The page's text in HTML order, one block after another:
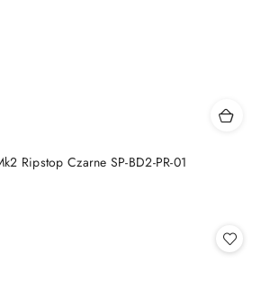
Ripstop Czarne SP-BD2-PR-01